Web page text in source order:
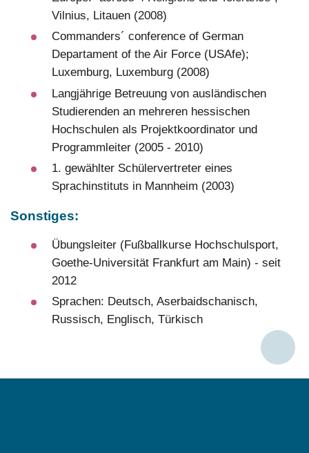
Vilnius, Litauen (2008)
Commanders´ conference of German
Departament of the Air Force (USAfe);
Luxemburg, Luxemburg (2008)
Langjährige Betreuung von ausländischen
Studierenden an mehreren hessischen
Hochschulen als Projektkoordinator und
Programmleiter (2005 - 2010)
1. gewählter Schülervertreter eines
Sprachinstituts in Mannheim (2003)
Sonstiges:
Übungsleiter (Fußballkurse Hochschulsport,
Goethe-Universität Frankfurt am Main) - seit
2012
Sprachen: Deutsch, Aserbaidschanisch,
Russisch, Englisch, Türkisch